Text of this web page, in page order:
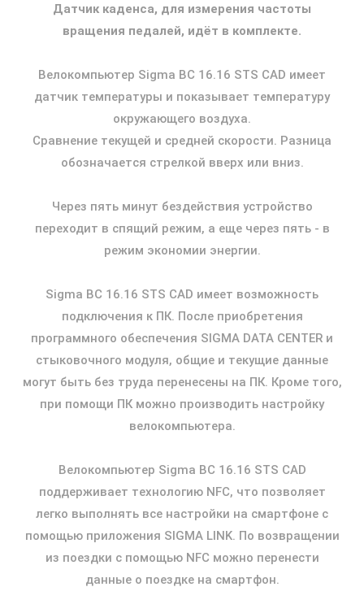
Датчик каденса, для измерения частоты
вращения педалей, идёт в комплекте.
Велокомпьютер Sigma BC 16.16 STS CAD имеет
датчик температуры и показывает температуру
окружающего воздуха.
Сравнение текущей и средней скорости. Разница
обозначается стрелкой вверх или вниз.
Через пять минут бездействия устройство
переходит в спящий режим, а еще через пять - в
режим экономии энергии.
Sigma BC 16.16 STS CAD имеет возможность
подключения к ПК. После приобретения
программного обеспечения SIGMA DATA CENTER и
стыковочного модуля, общие и текущие данные
могут быть без труда перенесены на ПК. Кроме того,
при помощи ПК можно производить настройку
велокомпьютера.
Велокомпьютер Sigma BC 16.16 STS CAD
поддерживает технологию NFC, что позволяет
легко выполнять все настройки на смартфоне с
помощью приложения SIGMA LINK. По возвращении
из поездки с помощью NFC можно перенести
данные о поездке на смартфон.